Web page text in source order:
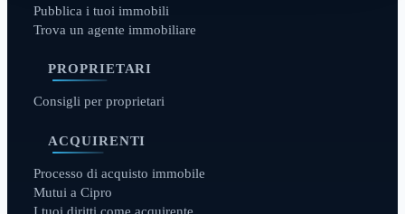
Pubblica i tuoi immobili
Trova un agente immobiliare
PROPRIETARI
Consigli per proprietari
ACQUIRENTI
Processo di acquisto immobile
Mutui a Cipro